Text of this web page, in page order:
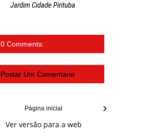
Jardim Cidade Pirituba
0 Comments:
Postar Um Comentário
›
Página inicial
Ver versão para a web